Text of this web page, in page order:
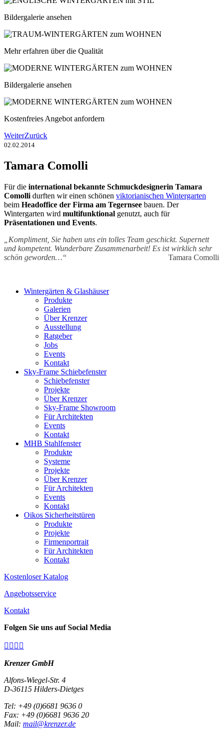
Bildergalerie ansehen
Mehr erfahren über die Qualität
Bildergalerie ansehen
Kostenfreies Angebot anfordern
WeiterZurück
02.02.2014
Tamara Comolli
Für die international bekannte Schmuckdesignerin Tamara
Comolli durften wir einen schönen viktorianischen Wintergarten
beim Headoffice der Firma am Tegernsee bauen. Der
Wintergarten wird multifunktional genutzt, auch für
Präsentationen und Events.
„Kompliment, Sie haben uns ein tolles Team geschickt. Supernett
und kompetent. Wunderbare Zusammenarbeit! Es ist wirklich sehr
schön geworden…“
Tamara Comolli
Wintergärten & Glashäuser
Produkte
Galerien
Über Krenzer
Ausstellung
Ratgeber
Jobs
Events
Kontakt
Sky-Frame Schiebefenster
Schiebefenster
Projekte
Über Krenzer
Sky-Frame Showroom
Für Architekten
Events
Kontakt
MHB Stahlfenster
Produkte
Systeme
Projekte
Über Krenzer
Für Architekten
Events
Kontakt
Oikos Sicherheitstüren
Produkte
Projekte
Firmenportrait
Für Architekten
Kontakt
Kostenloser Katalog
Angebotsservice
Kontakt
Folgen Sie uns auf Social Media
   
Krenzer GmbH
Alfons-Wiegel-Str. 4
D-36115 Hilders-Dietges
Tel: +49 (0)6681 9636 0
Fax: +49 (0)6681 9636 20
Mail: mail@krenzer.de